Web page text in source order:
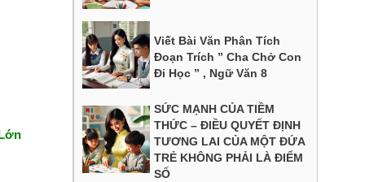
Viết Bài Văn Phân Tích
Đoạn Trích ” Cha Chở Con
Đi Học ” , Ngữ Văn 8
SỨC MẠNH CỦA TIỀM
THỨC – ĐIỀU QUYẾT ĐỊNH
TƯƠNG LAI CỦA MỘT ĐỨA
TRẺ KHÔNG PHẢI LÀ ĐIỂM
SỐ